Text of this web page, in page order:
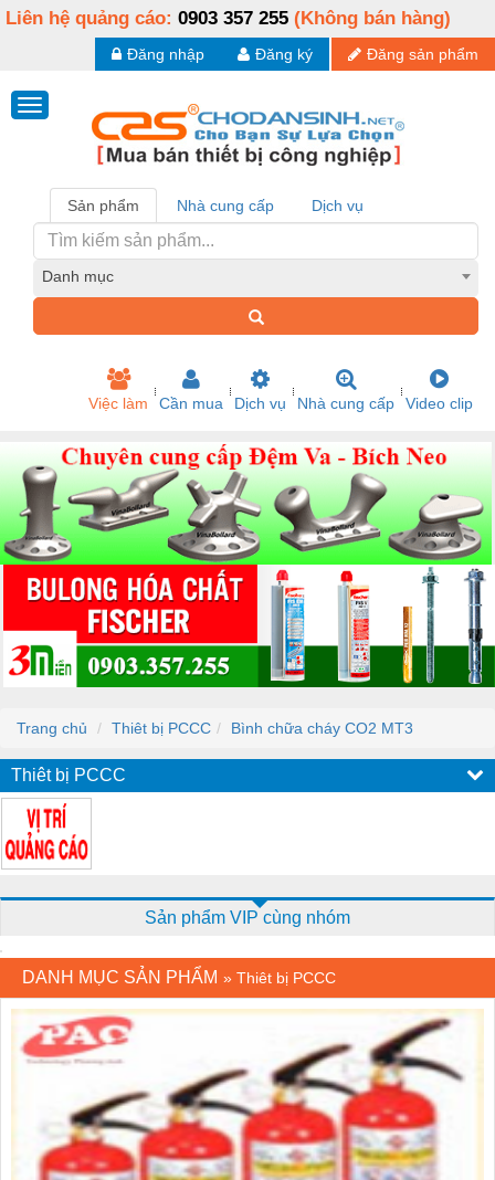
Liên hệ quảng cáo: 0903 357 255 (Không bán hàng)
Đăng sản phẩm
Đăng ký
Đăng nhập
Sản phẩm Nhà cung cấp Dịch vụ
Danh mục
Việc làm Cần mua Dịch vụ Nhà cung cấp Video clip
Trang chủ Thiêt bị PCCC Bình chữa cháy CO2 MT3
Thiêt bị PCCC
Sản phẩm VIP cùng nhóm
DANH MỤC SẢN PHẨM » Thiêt bị PCCC